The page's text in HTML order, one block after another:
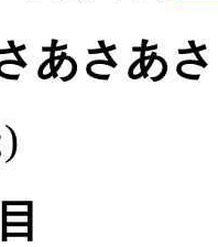
あさあ